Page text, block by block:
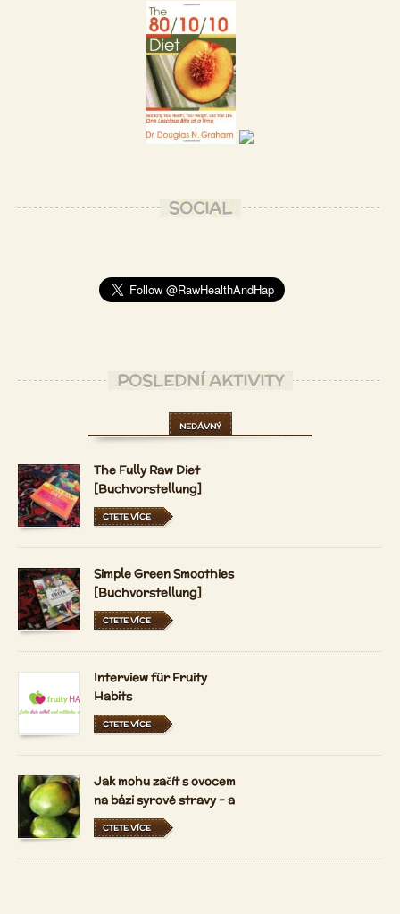
SOCIAL
POSLEDNÍ AKTIVITY
NEDÁVNÝ
The Fully Raw Diet
[Buchvorstellung]
CTETE VÍCE
Simple Green Smoothies
[Buchvorstellung]
CTETE VÍCE
Interview für Fruity
Habits
CTETE VÍCE
Jak mohu začít s ovocem
na bázi syrové stravy - a
držet se ho?
CTETE VÍCE